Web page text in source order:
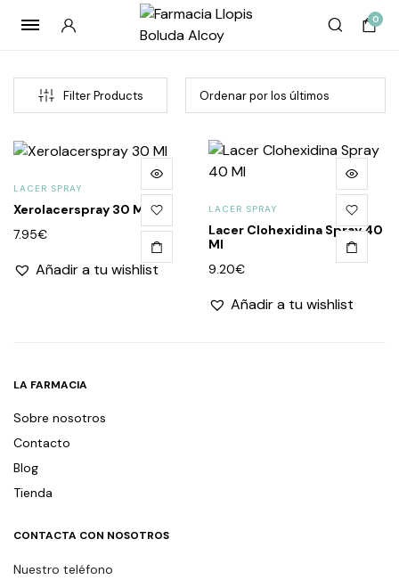
0
Filter Products
LACER SPRAY
Xerolacerspray 30 Ml
7.95€
Añadir a tu wishlist
LACER SPRAY
Lacer Clohexidina Spray 40
Ml
9.20€
Añadir a tu wishlist
LA FARMACIA
Sobre nosotros
Contacto
Blog
Tienda
CONTACTA CON NOSOTROS
Nuestro teléfono